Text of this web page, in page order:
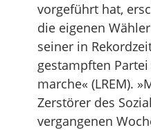
vorgeführt hat,
die eigenen
seiner in
gestampften
marche« (LREM).
Zerstörer des
vergangenen